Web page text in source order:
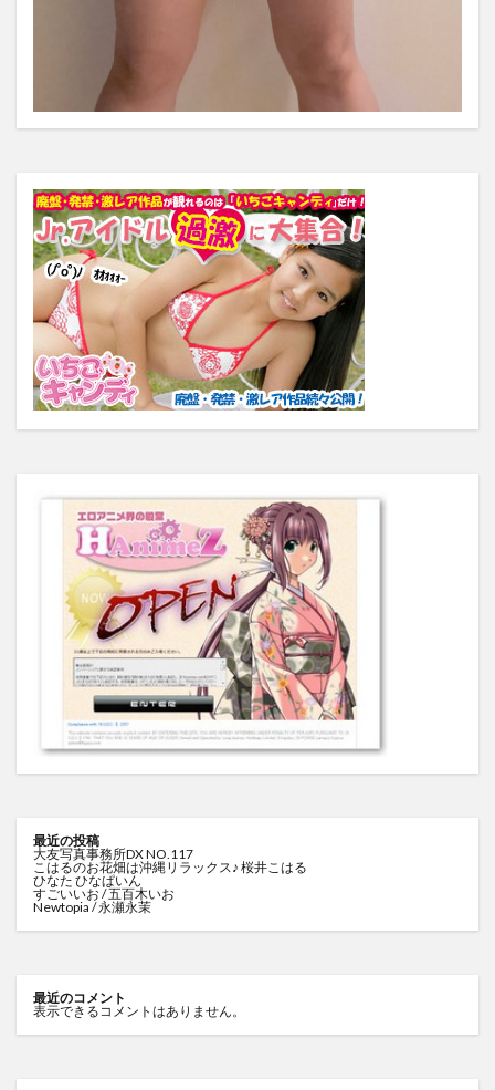
最近の投稿
大友写真事務所DX NO.117
こはるのお花畑は沖縄リラックス♪ 桜井こはる
ひなた ひなぱいん
すごいいお / 五百木いお
Newtopia / 永瀬永茉
最近のコメント
表示できるコメントはありません。